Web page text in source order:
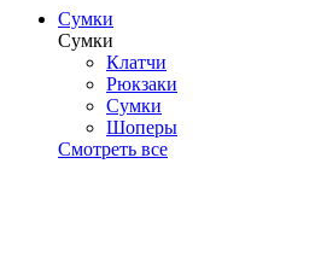
Сумки
Сумки
Клатчи
Рюкзаки
Сумки
Шоперы
Смотреть все